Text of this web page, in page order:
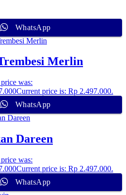
WhatsApp
Merlin
was:
Current price is: Rp 2.497.000.
WhatsApp
Dareen
was:
Current price is: Rp 2.497.000.
WhatsApp